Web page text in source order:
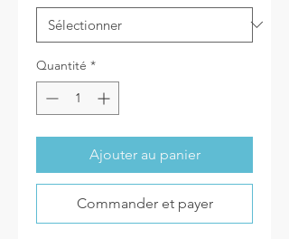
Quantité *
Ajouter au panier
Commander et payer